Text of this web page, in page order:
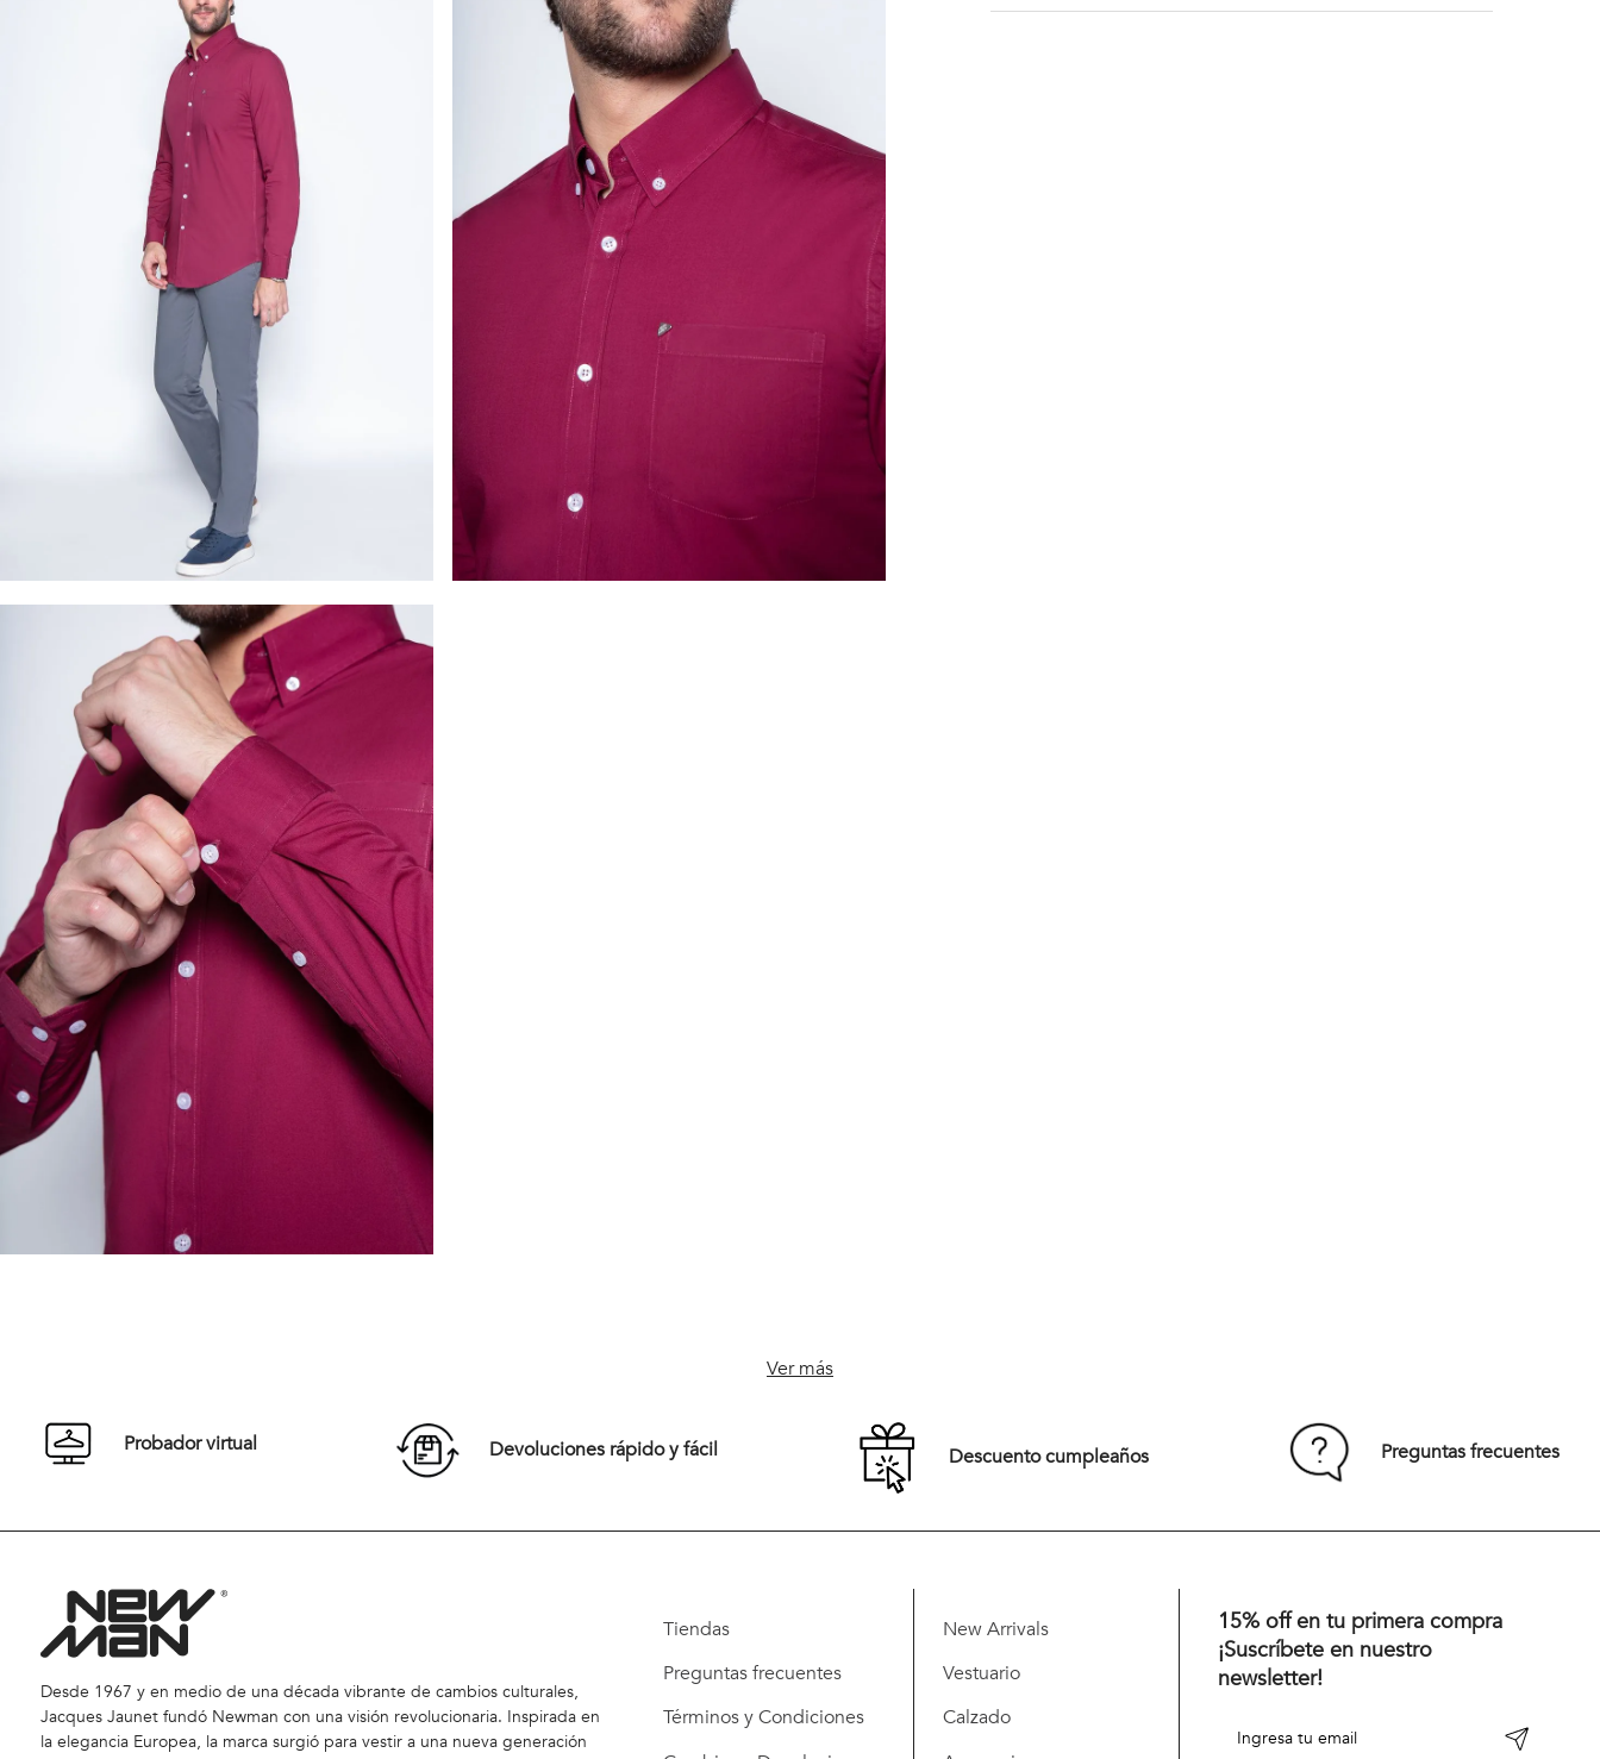
Ver más
Probador virtual Devoluciones rápido y fácil Descuento cumpleaños Preguntas frecuentes
Desde 1967 y en medio de una década vibrante de cambios culturales,
Jacques Jaunet fundó Newman con una visión revolucionaria. Inspirada en
la elegancia Europea, la marca surgió para vestir a una nueva generación
Tiendas
Preguntas frecuentes
Términos y Condiciones
New Arrivals
Vestuario
Calzado
15% off en tu primera compra
¡Suscríbete en nuestro
newsletter!